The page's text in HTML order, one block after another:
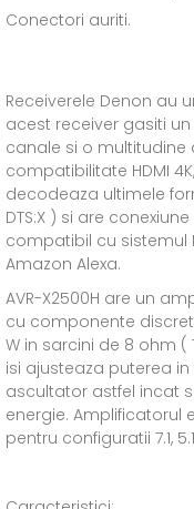
Conectori auriti.
Receiverele Denon au
acest receiver gasiti
canale si o
compatibilitate HDMI
decodeaza ultimele
DTS:X ) si are
compatibil cu sistemul
Amazon Alexa.
AVR-X2500H are un
cu componente
W in sarcini de 8 ohm (
isi ajusteaza puterea
ascultator astfel incat
energie. Amplificatorul
pentru configuratii 7.1,